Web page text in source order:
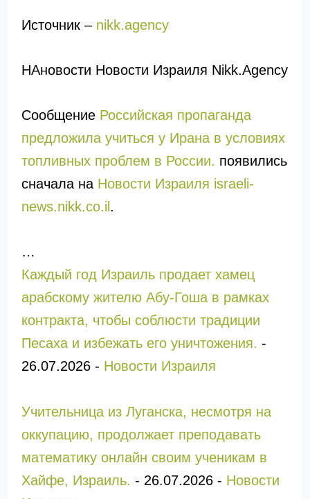
Источник – nikk.agency
НАновости Новости Израиля Nikk.Agency
Сообщение Российская пропаганда
предложила учиться у Ирана в условиях
топливных проблем в России. появились
сначала на Новости Израиля israeli-
news.nikk.co.il .
…
Каждый год Израиль продает хамец
арабскому жителю Абу-Гоша в рамках
контракта, чтобы соблюсти традиции
Песаха и избежать его уничтожения. -
26.07.2026- Новости Израиля
Учительница из Луганска, несмотря на
оккупацию, продолжает преподавать
математику онлайн своим ученикам в
Хайфе, Израиль. - 26.07.2026- Новости